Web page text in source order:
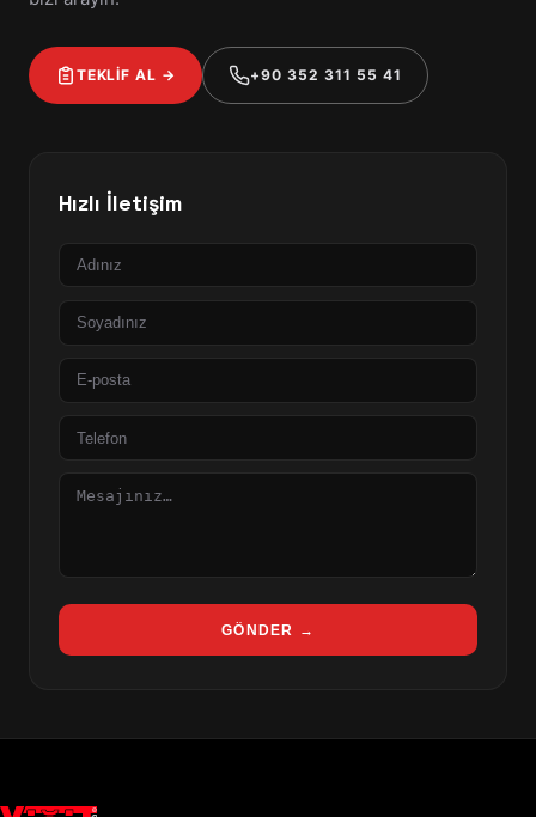
TEKLİF AL → +90 352 311 55 41
Hızlı İletişim
Ad
Soyad
posta
Telefon
Mesaj
GÖNDER →